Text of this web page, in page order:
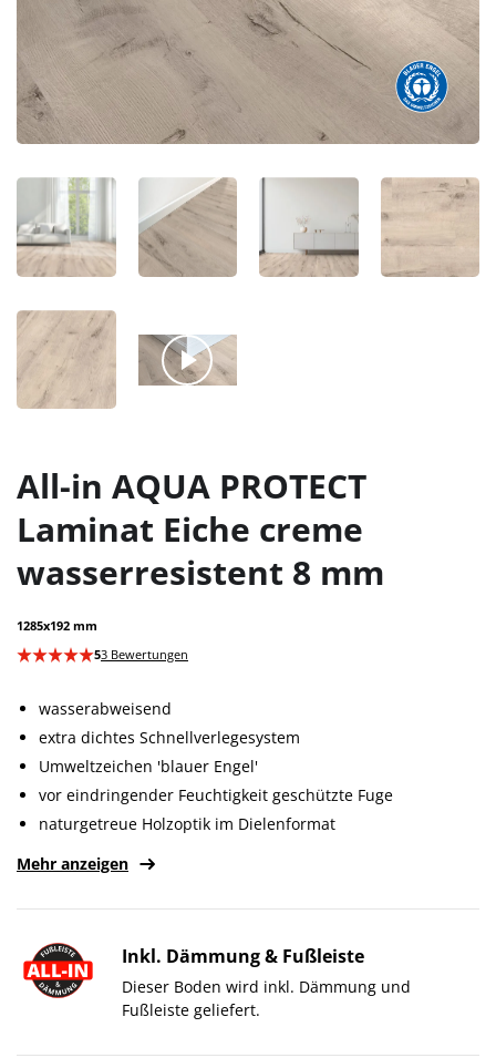
All-in AQUA PROTECT
Laminat Eiche creme
wasserresistent 8 mm
1285x192 mm
53 Bewertungen
wasserabweisend
extra dichtes Schnellverlegesystem
Umweltzeichen 'blauer Engel'
vor eindringender Feuchtigkeit geschützte Fuge
naturgetreue Holzoptik im Dielenformat
Mehr anzeigen
Inkl. Dämmung & Fußleiste
Dieser Boden wird inkl. Dämmung und
Fußleiste geliefert.